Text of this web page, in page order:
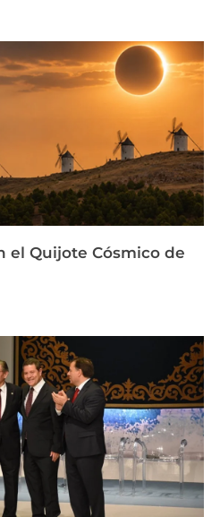
el Quijote Cósmico de